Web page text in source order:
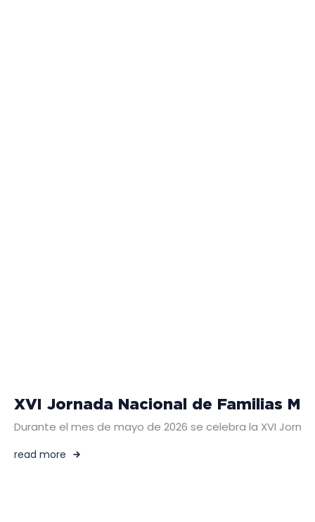
XVI Jornada Nacional de Familias
Durante el mes de mayo de 2026 se celebra la XVI
read more